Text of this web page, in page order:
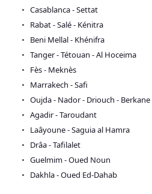
Casablanca - Settat
Rabat - Salé - Kénitra
Beni Mellal - Khénifra
Tanger - Tétouan - Al Hoceima
Fès - Meknès
Marrakech - Safi
Oujda - Nador - Driouch - Berkane
Agadir - Taroudant
Laâyoune - Saguia al Hamra
Drâa - Tafilalet
Guelmim - Oued Noun
Dakhla - Oued Ed-Dahab